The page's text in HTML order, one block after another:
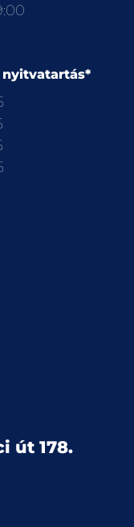
út 178.